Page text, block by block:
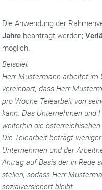
Die Anwendung der
Jahre beantragt werden;
möglich.
Beispiel:
Herr Mustermann arbeitet im
vereinbart, dass Herr
pro Woche Telearbeit von
kann. Das Unternehmen und
weiterhin die
Die Telearbeit beträgt
Unternehmen und der
Antrag auf Basis der in Rede
stellen, sodass Herr
sozialversichert bleibt.